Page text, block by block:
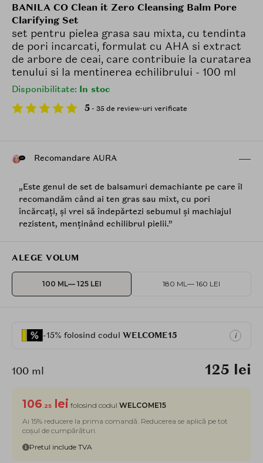
BANILA CO Clean it Zero Cleansing Balm Pore
Clarifying Set
set pentru pielea grasa sau mixta, cu tendinta
de pori incarcati, formulat cu AHA si extract
de arbore de ceai, care contribuie la curatarea
tenului si la mentinerea echilibrului - 100 ml
Disponibilitate: In stoc
5 - 35 de review-uri verificate
Recomandare AURA
„Este genul de set de balsamuri demachiante pe care îl
recomandăm când ai ten gras sau mixt, cu pori
încărcați, și vrei să îndepărtezi sebumul și machiajul
rezistent, menținând echilibrul pielii.”
ALEGE VOLUM
100 ML— 125 LEI 180 ML— 160 LEI
-15% folosind codul WELCOME15 i
100 ml 125 lei
106.25 lei folosind codul WELCOME15
Ai 15% reducere la prima comandă. Reducerea se aplică pe tot
coșul de cumpărături.
Pretul include TVA